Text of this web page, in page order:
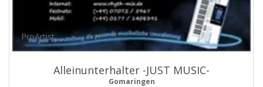
ProArtist
Alleinunterhalter -JUST MUSIC-
Gomaringen